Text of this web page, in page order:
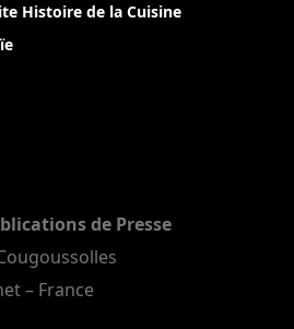
Histoire de la Cuisine
de Presse
– France